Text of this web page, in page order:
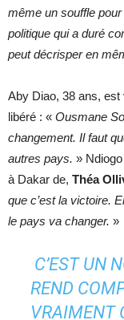
même un souffle
politique qui a duré
peut décrisper en
Aby Diao, 38 ans, est
libéré : « Ousmane
changement. Il faut
autres pays. »
à Dakar de, Théa
que c’est la victoire.
le pays va changer. »
C’EST UN
REND
VRAIMENT